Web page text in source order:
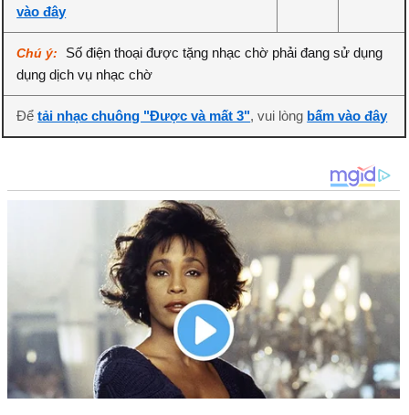
vào đây
Chú ý:
Số điện thoại được tặng nhạc chờ phải đang sử dụng
dụng dịch vụ nhạc chờ
Đểtải nhạc chuông "Được và mất 3", vui lòng bấm vào đây